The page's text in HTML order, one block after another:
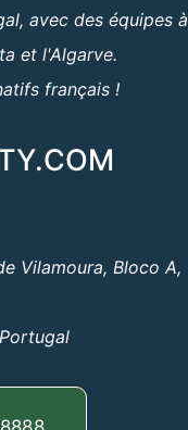
avec des équipes à
et l'Algarve.
français !
Vilamoura, Bloco A,